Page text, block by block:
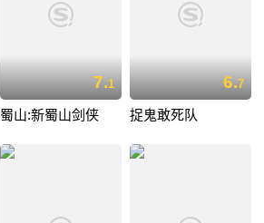
7.1
蜀山:新蜀山剑侠
6.7
捉鬼敢死队